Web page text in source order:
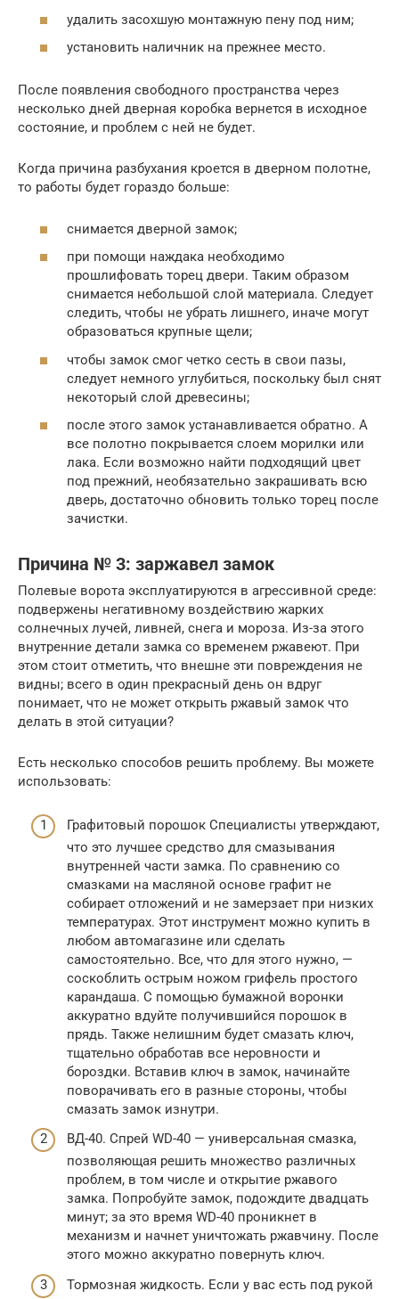
удалить засохшую монтажную пену под ним;
установить наличник на прежнее место.
После появления свободного пространства через
несколько дней дверная коробка вернется в исходное
состояние, и проблем с ней не будет.
Когда причина разбухания кроется в дверном полотне,
то работы будет гораздо больше:
снимается дверной замок;
при помощи наждака необходимо
прошлифовать торец двери. Таким образом
снимается небольшой слой материала. Следует
следить, чтобы не убрать лишнего, иначе могут
образоваться крупные щели;
чтобы замок смог четко сесть в свои пазы,
следует немного углубиться, поскольку был снят
некоторый слой древесины;
после этого замок устанавливается обратно. А
все полотно покрывается слоем морилки или
лака. Если возможно найти подходящий цвет
под прежний, необязательно закрашивать всю
дверь, достаточно обновить только торец после
зачистки.
Причина № 3: заржавел замок
Полевые ворота эксплуатируются в агрессивной среде:
подвержены негативному воздействию жарких
солнечных лучей, ливней, снега и мороза. Из-за этого
внутренние детали замка со временем ржавеют. При
этом стоит отметить, что внешне эти повреждения не
видны; всего в один прекрасный день он вдруг
понимает, что не может открыть ржавый замок что
делать в этой ситуации?
Есть несколько способов решить проблему. Вы можете
использовать:
Графитовый порошок Специалисты утверждают,
что это лучшее средство для смазывания
внутренней части замка. По сравнению со
смазками на масляной основе графит не
собирает отложений и не замерзает при низких
температурах. Этот инструмент можно купить в
любом автомагазине или сделать
самостоятельно. Все, что для этого нужно, —
соскоблить острым ножом грифель простого
карандаша. С помощью бумажной воронки
аккуратно вдуйте получившийся порошок в
прядь. Также нелишним будет смазать ключ,
тщательно обработав все неровности и
бороздки. Вставив ключ в замок, начинайте
поворачивать его в разные стороны, чтобы
смазать замок изнутри.
ВД-40. Спрей WD-40 — универсальная смазка,
позволяющая решить множество различных
проблем, в том числе и открытие ржавого
замка. Попробуйте замок, подождите двадцать
минут; за это время WD-40 проникнет в
механизм и начнет уничтожать ржавчину. После
этого можно аккуратно повернуть ключ.
Тормозная жидкость. Если у вас есть под рукой